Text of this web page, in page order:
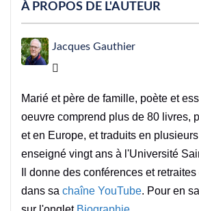
À PROPOS DE L'AUTEUR
Jacques Gauthier
Marié et père de famille, poète et
oeuvre comprend plus de 80 livres,
et en Europe, et traduits en
enseigné vingt ans à l'Université
Il donne des conférences et
dans sa chaîne YouTube. Pour en